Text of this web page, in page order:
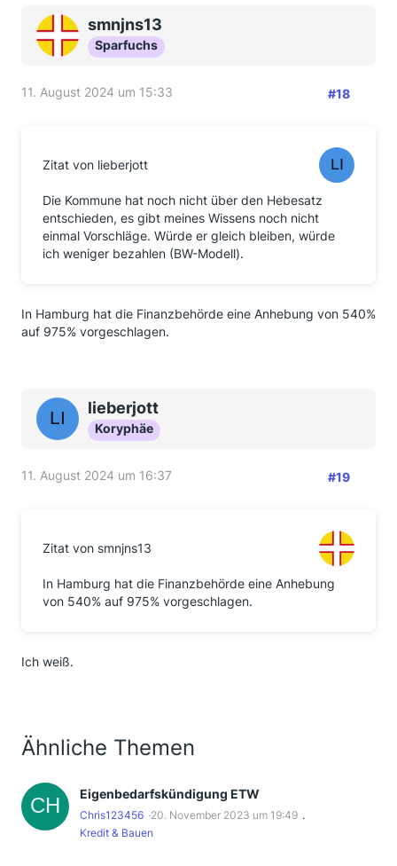
smnjns13
Sparfuchs
11. August 2024 um 15:33 #18
Zitat von lieberjott
Die Kommune hat noch nicht über den Hebesatz
entschieden, es gibt meines Wissens noch nicht
einmal Vorschläge. Würde er gleich bleiben, würde
ich weniger bezahlen (BW-Modell).
In Hamburg hat die Finanzbehörde eine Anhebung von 540%
auf 975% vorgeschlagen.
lieberjott
Koryphäe
11. August 2024 um 16:37 #19
Zitat von smnjns13
In Hamburg hat die Finanzbehörde eine Anhebung
von 540% auf 975% vorgeschlagen.
Ich weiß.
Ähnliche Themen
Eigenbedarfskündigung ETW
Chris123456 20. November 2023 um 19:49
Kredit & Bauen